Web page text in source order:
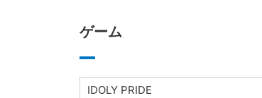
ゲーム
IDOLY PRIDE